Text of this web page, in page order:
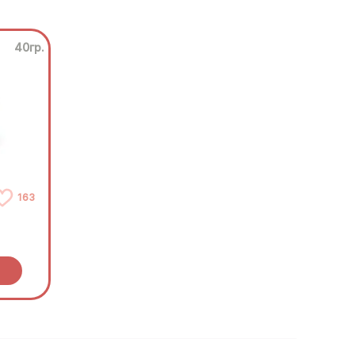
40гр.
163